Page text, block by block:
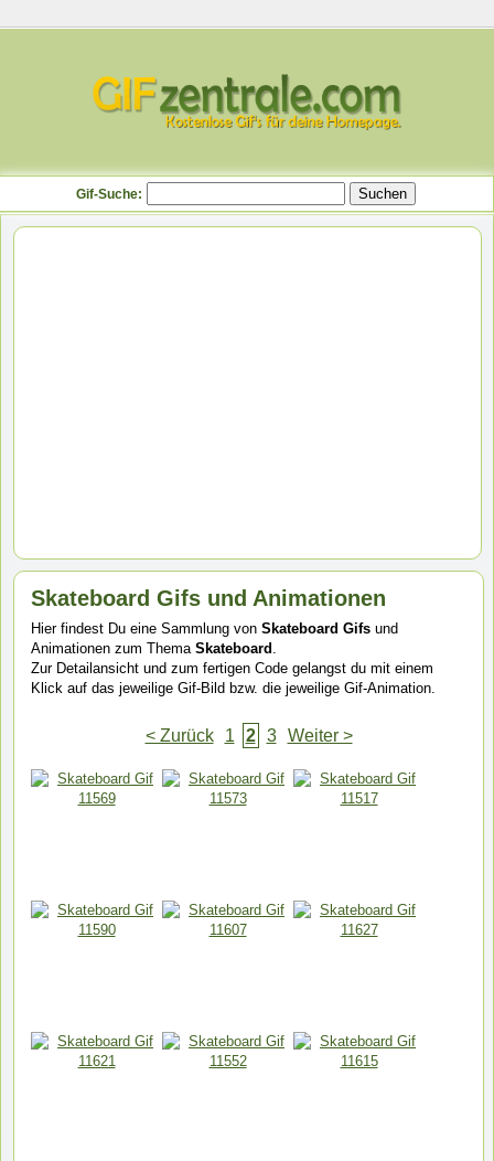
Gif-Suche:
Skateboard Gifs und Animationen
Hier findest Du eine Sammlung von Skateboard Gifs und
Animationen zum Thema Skateboard .
Zur Detailansicht und zum fertigen Code gelangst du mit einem
Klick auf das jeweilige Gif-Bild bzw. die jeweilige Gif-Animation.
< Zurück 1 2 3 Weiter >